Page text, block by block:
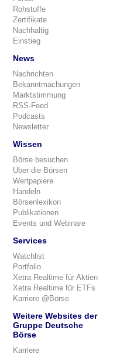
Rohstoffe
Zertifikate
Nachhaltig
Einstieg
News
Nachrichten
Bekanntmachungen
Marktstimmung
RSS-Feed
Podcasts
Newsletter
Wissen
Börse besuchen
Über die Börsen
Wertpapiere
Handeln
Börsenlexikon
Publikationen
Events und Webinare
Services
Watchlist
Portfolio
Xetra Realtime für Aktien
Xetra Realtime für ETFs
Karriere @Börse
Weitere Websites der
Gruppe Deutsche
Börse
Karriere